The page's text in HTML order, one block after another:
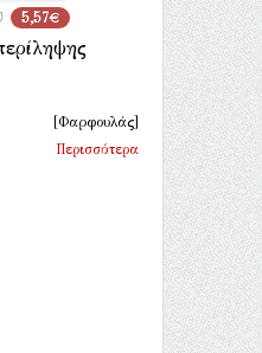
5,57€
[Φαρφουλάς]
Περισσότερα